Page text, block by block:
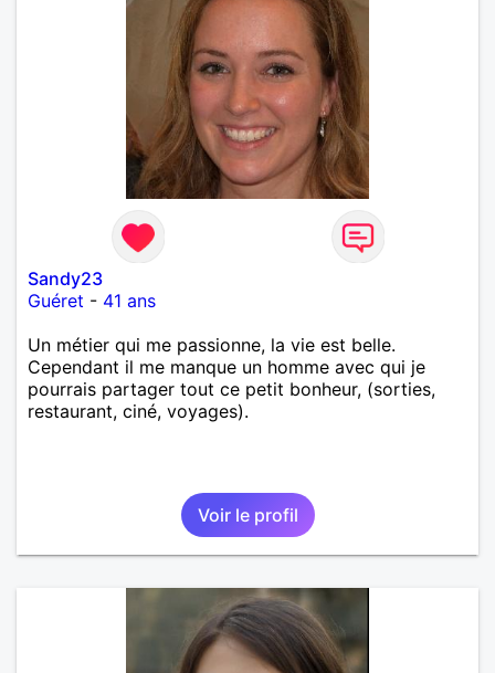
Sandy23
Guéret - 41 ans
Un métier qui me passionne, la vie est belle.
Cependant il me manque un homme avec qui je
pourrais partager tout ce petit bonheur, (sorties,
restaurant, ciné, voyages).
Voir le profil